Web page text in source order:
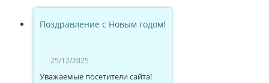
Поздравление с Новым годом!
25/12/2025
Уважаемые посетители сайта!